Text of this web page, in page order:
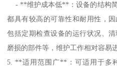
- **维护成本低**：设备的结构
都具有较高的可靠性和耐用性，
包括定期检查设备的运行状况、
磨损的部件等，维护工作相对容易
5. **适用范围广**：可适用于多